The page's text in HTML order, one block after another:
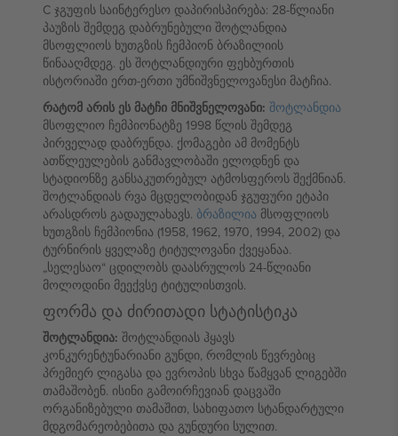
C ჯგუფის საინტერესო დაპირისპირება: 28-წლიანი
პაუზის შემდეგ დაბრუნებული შოტლანდია
მსოფლიოს ხუთგზის ჩემპიონ ბრაზილიის
წინააღმდეგ. ეს შოტლანდიური ფეხბურთის
ისტორიაში ერთ-ერთი უმნიშვნელოვანესი მატჩია.
რატომ არის ეს მატჩი მნიშვნელოვანი: შოტლანდია
მსოფლიო ჩემპიონატზე 1998 წლის შემდეგ
პირველად დაბრუნდა. ქომაგები ამ მომენტს
ათწლეულების განმავლობაში ელოდნენ და
სტადიონზე განსაკუთრებულ ატმოსფეროს შექმნიან.
შოტლანდიას რვა მცდელობიდან ჯგუფური ეტაპი
არასდროს გადაულახავს. ბრაზილია მსოფლიოს
ხუთგზის ჩემპიონია (1958, 1962, 1970, 1994, 2002) და
ტურნირის ყველაზე ტიტულოვანი ქვეყანაა.
„სელესაო“ ცდილობს დაასრულოს 24-წლიანი
მოლოდინი მეექვსე ტიტულისთვის.
ფორმა და ძირითადი სტატისტიკა
შოტლანდია: შოტლანდიას ჰყავს
კონკურენტუნარიანი გუნდი, რომლის წევრებიც
პრემიერ ლიგასა და ევროპის სხვა წამყვან ლიგებში
თამაშობენ. ისინი გამოირჩევიან დაცვაში
ორგანიზებული თამაშით, სახიფათო სტანდარტული
მდგომარეობებითა და გუნდური სულით.